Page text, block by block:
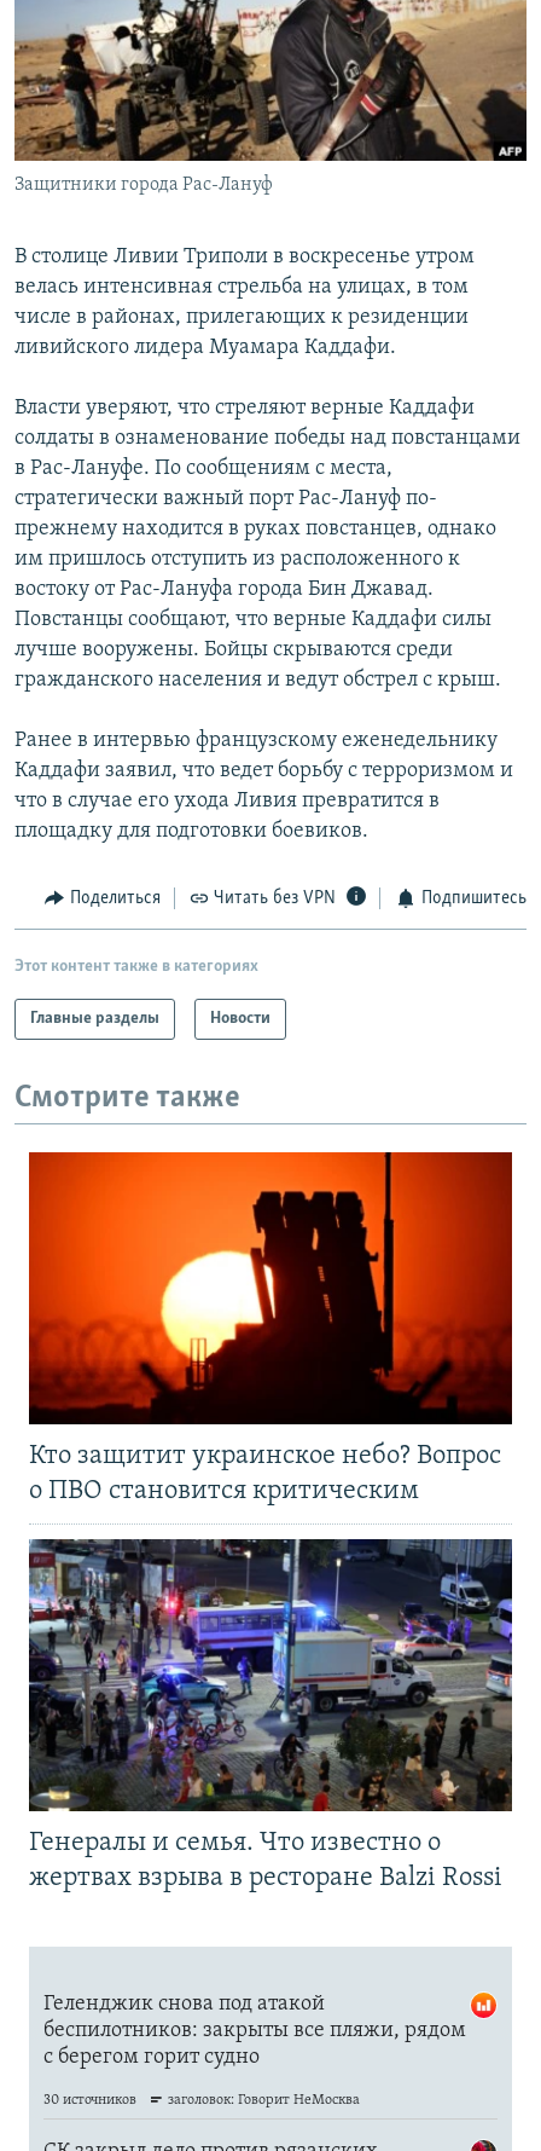
РАСПИСАНИЕ ВЕЩАНИЯ
ПОДПИШИТЕСЬ НА РАССЫЛКУ
СОЦИАЛЬНЫЕ СЕТИ
Все сайты РСЕ/РС
Защитники города Рас-Лануф
В столице Ливии Триполи в воскресенье утром
велась интенсивная стрельба на улицах, в том
числе в районах, прилегающих к резиденции
ливийского лидера Муамара Каддафи.
Власти уверяют, что стреляют верные Каддафи
солдаты в ознаменование победы над повстанцами
в Рас-Лануфе. По сообщениям с места,
стратегически важный порт Рас-Лануф по-
прежнему находится в руках повстанцев, однако
им пришлось отступить из расположенного к
востоку от Рас-Лануфа города Бин Джавад.
Повстанцы сообщают, что верные Каддафи силы
лучше вооружены. Бойцы скрываются среди
гражданского населения и ведут обстрел с крыш.
Ранее в интервью французскому еженедельнику
Каддафи заявил, что ведет борьбу с терроризмом и
что в случае его ухода Ливия превратится в
площадку для подготовки боевиков.
Поделиться Читать без VPN Подпишитесь
Этот контент также в категориях
Главные разделы Новости
Смотрите также
Кто защитит украинское небо? Вопрос
о ПВО становится критическим
Генералы и семья. Что известно о
жертвах взрыва в ресторане Balzi Rossi